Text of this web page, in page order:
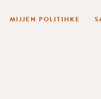
MIJJEN POLITIHKE